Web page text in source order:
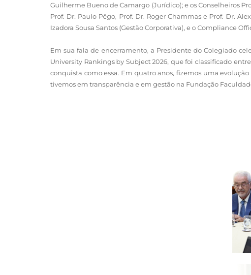
Guilherme Bueno de Camargo (Jurídico); e os Conselheiros
Prof. Dr. Paulo Pêgo, Prof. Dr. Roger Chammas e Prof. Dr.
Izadora Sousa Santos (Gestão Corporativa), e o Compliance
Em sua fala de encerramento, a Presidente do Colegiado
University Rankings by Subject 2026, que foi classificado
conquista como essa. Em quatro anos, fizemos uma
tivemos em transparência e em gestão na Fundação